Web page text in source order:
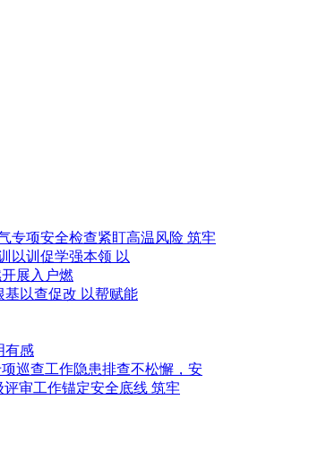
紧盯高温风险 筑牢
以训促学强本领 以
展入户燃
以查促改 以帮赋能
有感
隐患排查不松懈，安
锚定安全底线 筑牢